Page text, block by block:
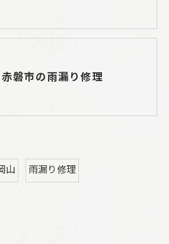
赤磐市の雨漏り修理
山 雨漏り修理